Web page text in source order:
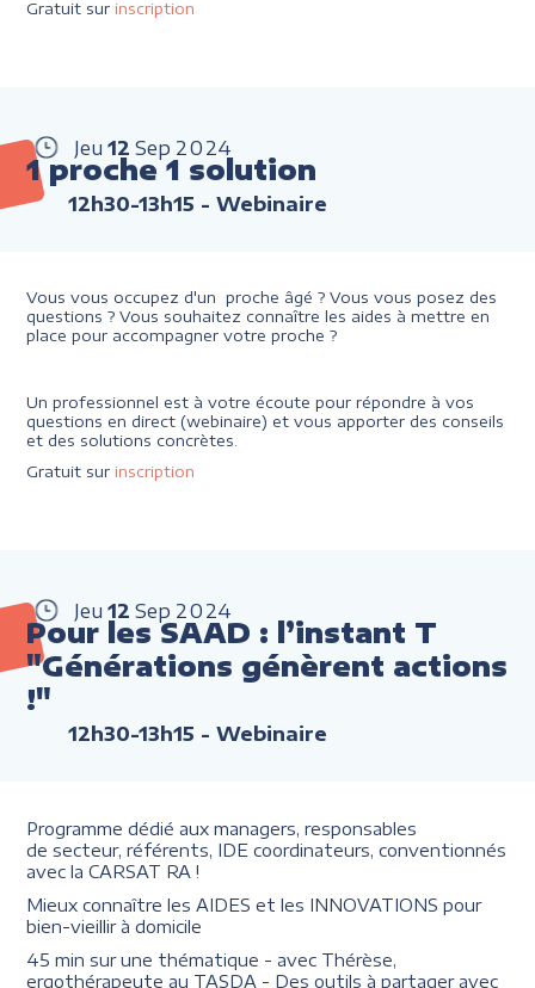
Gratuit sur inscription
Jeu 12 Sep 2024
1 proche 1 solution
12h30-13h15 - Webinaire
Vous vous occupez d'un proche âgé ? Vous vous posez des
questions ? Vous souhaitez connaître les aides à mettre en
place pour accompagner votre proche ?
Un professionnel est à votre écoute pour répondre à vos
questions en direct (webinaire) et vous apporter des conseils
et des solutions concrètes.
Gratuit sur inscription
Jeu 12 Sep 2024
Pour les SAAD : l’instant T
"Générations génèrent actions
!"
12h30-13h15 - Webinaire
Programme dédié aux managers, responsables
de secteur, référents, IDE coordinateurs, conventionnés
avec la CARSAT RA !
Mieux connaître les AIDES et les INNOVATIONS pour
bien-vieillir à domicile
45 min sur une thématique - avec Thérèse,
ergothérapeute au TASDA - Des outils à partager avec